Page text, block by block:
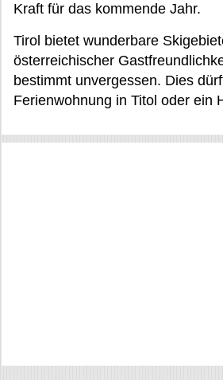
Kraft für das kommende Jahr.
Tirol bietet wunderbare
österreichischer
bestimmt unvergessen. Dies
Ferienwohnung in Titol oder ein